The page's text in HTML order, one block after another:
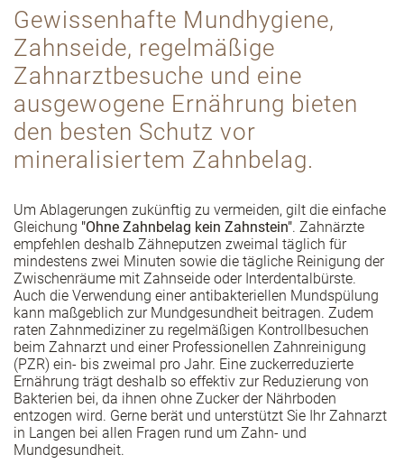
Gewissenhafte Mundhygiene,
Zahnseide, regelmäßige
Zahnarztbesuche und eine
ausgewogene Ernährung bieten
den besten Schutz vor
mineralisiertem Zahnbelag.
Um Ablagerungen zukünftig zu vermeiden, gilt die einfache
Gleichung "Ohne Zahnbelag kein Zahnstein". Zahnärzte
empfehlen deshalb Zähneputzen zweimal täglich für
mindestens zwei Minuten sowie die tägliche Reinigung der
Zwischenräume mit Zahnseide oder Interdentalbürste.
Auch die Verwendung einer antibakteriellen Mundspülung
kann maßgeblich zur Mundgesundheit beitragen. Zudem
raten Zahnmediziner zu regelmäßigen Kontrollbesuchen
beim Zahnarzt und einer Professionellen Zahnreinigung
(PZR) ein- bis zweimal pro Jahr. Eine zuckerreduzierte
Ernährung trägt deshalb so effektiv zur Reduzierung von
Bakterien bei, da ihnen ohne Zucker der Nährboden
entzogen wird. Gerne berät und unterstützt Sie Ihr Zahnarzt
in Langen bei allen Fragen rund um Zahn- und
Mundgesundheit.